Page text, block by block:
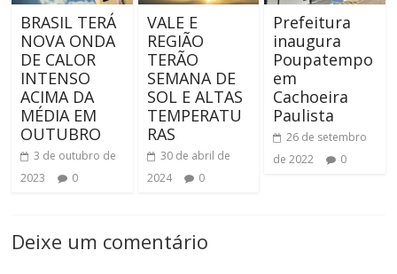
BRASIL TERÁ
NOVA ONDA
DE CALOR
INTENSO
ACIMA DA
MÉDIA EM
OUTUBRO
3 de outubro de
2023
0
VALE E
REGIÃO
TERÃO
SEMANA DE
SOL E ALTAS
TEMPERATU
RAS
30 de abril de
2024
0
Prefeitura
inaugura
Poupatempo
em
Cachoeira
Paulista
26 de setembro
de 2022
0
Deixe um comentário